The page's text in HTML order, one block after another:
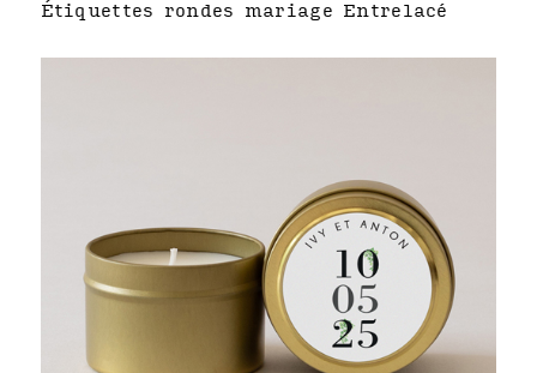
Étiquettes rondes mariage Entrelacé